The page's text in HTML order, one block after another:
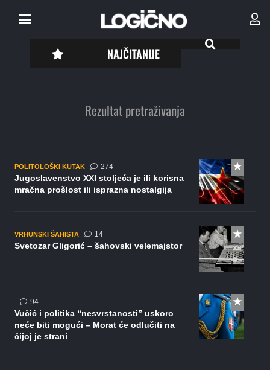
NAJČITANIJE
Rezultat pretraživanja
POLITOLOŠKI KUTAK 274komentara
Jugoslavenstvo XXI stoljeća je ili korisna
mračna prošlost ili isprazna nostalgija
VRHUNSKI ŠAHISTA 14komentara
Svetozar Gligorić – šahovski velemajstor
94komentara
Vučić i politika “nesvrstanosti” uskoro
neće biti mogući – Morat će odlučiti na
čijoj je strani